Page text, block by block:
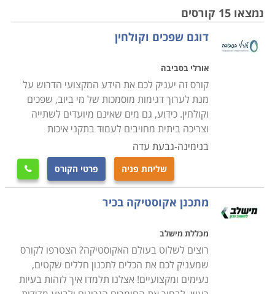
השאלה - כיצד ניתן לפתור את הבעיות האלו לאורך זמן ועם
ואכן אלו הנושאים הנלמדים בקורס איכות הסביבה בעזרת
כלים אינדיבידואלים לשיפור התנאים הסביבתיים ועמידה
בתקנות המחייבות בתחום רגיש זה.
התכנים הנלמדים בקורסים בתחום נוגעים למציאות
האקולוגית סביבנו והשפעת האדם עליה. כמו כן הם עוסקים
כמובן בחקיקה בתחום, נהלים, סמכויות ואחריות הגורמים
העוסקים בדבר, ובעיקר מדיניות המשרד לאיכות הסביבה.
יובהרו מושגי יסוד באיכות המים ומבנה משק המים בישראל,
חוקים לגבי חומרים מסוכנים ועל מדידת זיהום האוויר.
הסטודנטים ילמדו על רעשים והפרעות אקולוגיות ויינתן
מידע כיצד מטפלים בפסולת ומחזור, מרכיבי הבניה הירוקה,
עמידה בתקנים שהולכים ומחמירים, ועוד נושאים מעניינים
בתחום. ברוב הקורסים יידרשו המשתתפים להכין פרוייקטים
נמצאו 15 קורסים
דוגם שפכים וקולחין
אורלי בסביבה
קורס זה יעניק לכם את הידע המקצועי הדרוש על
מנת לערוך דגימות מוסמכות של מי ביוב, שפכים
וקולחין. כידוע, גם מים שאינם מיועדים לשתייה
וצריכה ביתית מחויבים לעמוד בתקני איכות
בנימינה-גבעת עדה
שליחת פניה פרטי הקורס 
מתכנן אקוסטיקה בכיר
מכללת מישלב
רוצים לשלוט בעולם האקוסטיקה? הצטרפו לקורס
שמעניק לכם את הכלים לתכנון חללים שקטים,
נעימים ומקצועיים! אצלנו תלמדו איך לזהות בעיות